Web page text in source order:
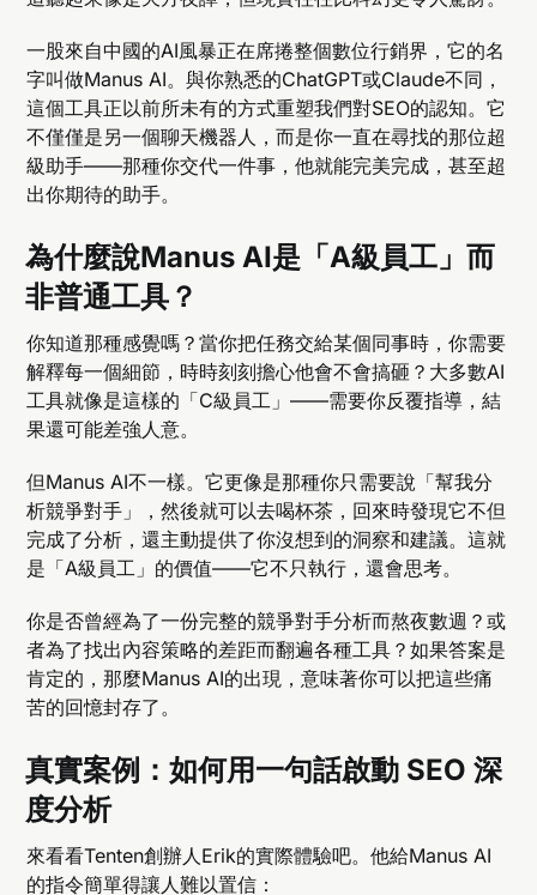
一股來自中國的AI風暴正在席捲整個數位行銷界，它的名
字叫做Manus AI。與你熟悉的ChatGPT或Claude不同，
這個工具正以前所未有的方式重塑我們對SEO的認知。它
不僅僅是另一個聊天機器人，而是你一直在尋找的那位超
級助手——那種你交代一件事，他就能完美完成，甚至超
出你期待的助手。
為什麼說Manus AI是「A級員工」而
非普通工具？
你知道那種感覺嗎？當你把任務交給某個同事時，你需要
解釋每一個細節，時時刻刻擔心他會不會搞砸？大多數AI
工具就像是這樣的「C級員工」——需要你反覆指導，結
果還可能差強人意。
但Manus AI不一樣。它更像是那種你只需要說「幫我分
析競爭對手」，然後就可以去喝杯茶，回來時發現它不但
完成了分析，還主動提供了你沒想到的洞察和建議。這就
是「A級員工」的價值——它不只執行，還會思考。
你是否曾經為了一份完整的競爭對手分析而熬夜數週？或
者為了找出內容策略的差距而翻遍各種工具？如果答案是
肯定的，那麼Manus AI的出現，意味著你可以把這些痛
苦的回憶封存了。
真實案例：如何用一句話啟動 SEO 深
度分析
來看看Tenten創辦人Erik的實際體驗吧。他給Manus AI
的指令簡單得讓人難以置信：